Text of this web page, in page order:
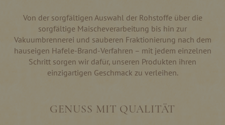
Von der sorgfältigen Auswahl der Rohstoffe über die
sorgfältige Maischeverarbeitung bis hin zur
Vakuumbrennerei und sauberen Fraktionierung nach dem
hauseigen Hafele-Brand-Verfahren – mit jedem einzelnen
Schritt sorgen wir dafür, unseren Produkten ihren
einzigartigen Geschmack zu verleihen.
GENUSS MIT QUALITÄT